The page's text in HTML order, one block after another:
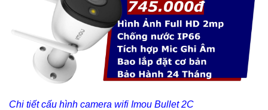
Chi tiết cấu hình camera wifi Imou Bullet 2C